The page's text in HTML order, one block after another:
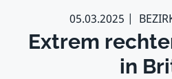
05.03.2025
Extrem
in